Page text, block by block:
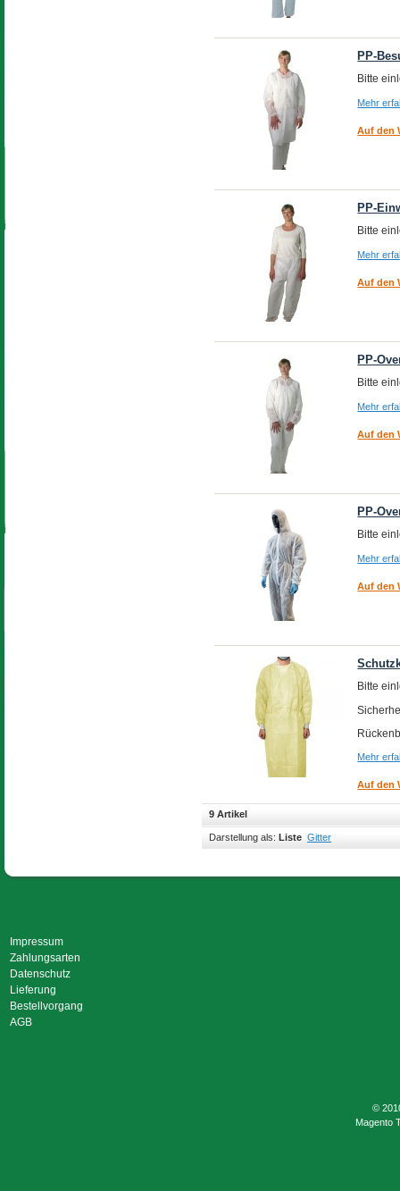
PP-
Bitte
Mehr
Auf den
PP-
Bitte
Mehr
Auf den
PP-
Bitte
Mehr
Auf den
PP-
Bitte
Mehr
Auf den
Bitte
Mehr
Auf den
9 Artikel
Darstellung als: Liste Gitter
Impressum
Zahlungsarten
Datenschutz
Lieferung
Bestellvorgang
AGB
©
Magento